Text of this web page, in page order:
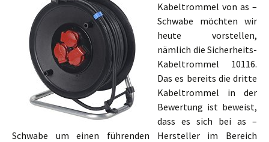
Kabeltrommel von as –
Schwabe möchten wir
heute vorstellen,
nämlich die Sicherheits-
Kabeltrommel 10116.
Das es bereits die dritte
Kabeltrommel in der
Bewertung ist beweist,
dass es sich bei as –
Schwabe um einen führenden Hersteller im Bereich